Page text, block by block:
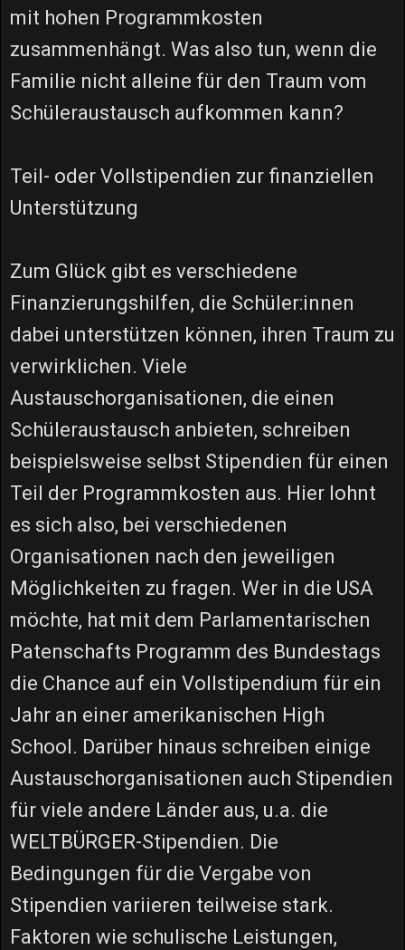
mit hohen Programmkosten
zusammenhängt. Was also tun, wenn die
Familie nicht alleine für den Traum vom
Schüleraustausch aufkommen kann?
Teil- oder Vollstipendien zur finanziellen
Unterstützung
Zum Glück gibt es verschiedene
Finanzierungshilfen, die Schüler:innen
dabei unterstützen können, ihren Traum zu
verwirklichen. Viele
Austauschorganisationen, die einen
Schüleraustausch anbieten, schreiben
beispielsweise selbst Stipendien für einen
Teil der Programmkosten aus. Hier lohnt
es sich also, bei verschiedenen
Organisationen nach den jeweiligen
Möglichkeiten zu fragen. Wer in die USA
möchte, hat mit dem Parlamentarischen
Patenschafts Programm des Bundestags
die Chance auf ein Vollstipendium für ein
Jahr an einer amerikanischen High
School. Darüber hinaus schreiben einige
Austauschorganisationen auch Stipendien
für viele andere Länder aus, u.a. die
WELTBÜRGER-Stipendien. Die
Bedingungen für die Vergabe von
Stipendien variieren teilweise stark.
Faktoren wie schulische Leistungen,